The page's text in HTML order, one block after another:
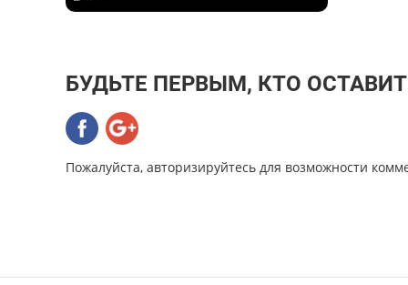
БУДЬТЕ ПЕРВЫМ, КТО
Пожалуйста, авторизируйтесь для возможности